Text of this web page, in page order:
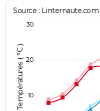
Températures ( °C )
Source :
10
20
30